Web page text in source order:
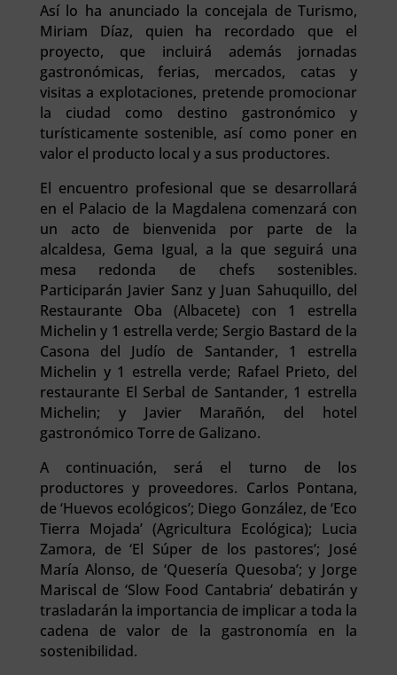
Así lo ha anunciado la concejala de Turismo,
Miriam Díaz, quien ha recordado que el
proyecto, que incluirá además jornadas
gastronómicas, ferias, mercados, catas y
visitas a explotaciones, pretende promocionar
la ciudad como destino gastronómico y
turísticamente sostenible, así como poner en
valor el producto local y a sus productores.
El encuentro profesional que se desarrollará
en el Palacio de la Magdalena comenzará con
un acto de bienvenida por parte de la
alcaldesa, Gema Igual, a la que seguirá una
mesa redonda de chefs sostenibles.
Participarán Javier Sanz y Juan Sahuquillo, del
Restaurante Oba (Albacete) con 1 estrella
Michelin y 1 estrella verde; Sergio Bastard de la
Casona del Judío de Santander, 1 estrella
Michelin y 1 estrella verde; Rafael Prieto, del
restaurante El Serbal de Santander, 1 estrella
Michelin; y Javier Marañón, del hotel
gastronómico Torre de Galizano.
A continuación, será el turno de los
productores y proveedores. Carlos Pontana,
de ‘Huevos ecológicos’; Diego González, de ‘Eco
Tierra Mojada’ (Agricultura Ecológica); Lucia
Zamora, de ‘El Súper de los pastores’; José
María Alonso, de ‘Quesería Quesoba’; y Jorge
Mariscal de ‘Slow Food Cantabria’ debatirán y
trasladarán la importancia de implicar a toda la
cadena de valor de la gastronomía en la
sostenibilidad.